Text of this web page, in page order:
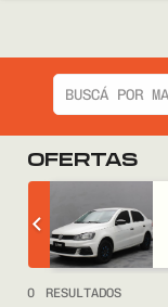
OFERTAS
0
RESULTADOS